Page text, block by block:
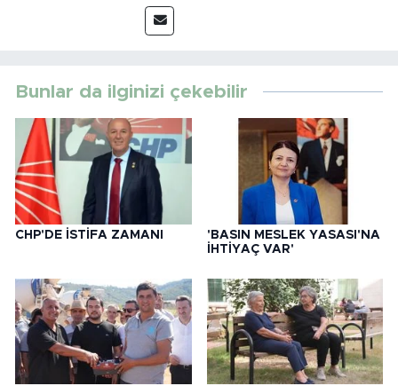
Bunlar da ilginizi çekebilir
CHP'DE İSTİFA ZAMANI
'BASIN MESLEK YASASI'NA
İHTİYAÇ VAR'